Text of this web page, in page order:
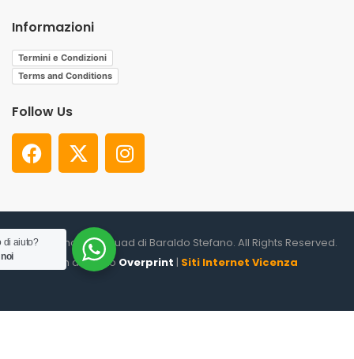
Informazioni
Termini e Condizioni
Terms and Conditions
Follow Us
© 2026. Shooter Squad di Baraldo Stefano. All Rights Reserved.
un altro sito Overprint | Siti Internet Vicenza
di aiuto?